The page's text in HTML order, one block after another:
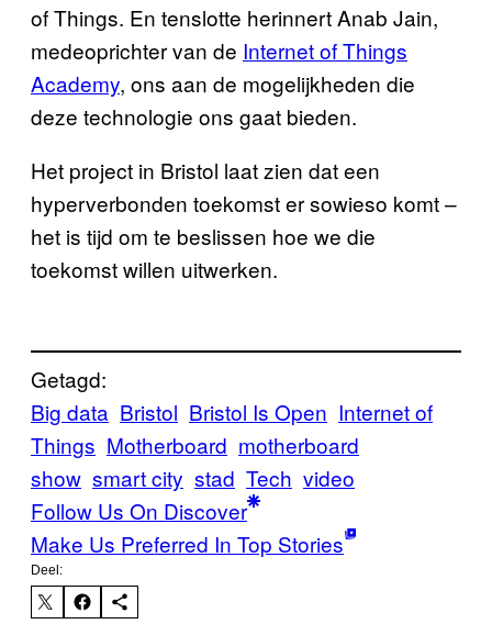
of Things. En tenslotte herinnert Anab Jain,
medeoprichter van de Internet of Things
Academy, ons aan de mogelijkheden die
deze technologie ons gaat bieden.
Het project in Bristol laat zien dat een
hyperverbonden toekomst er sowieso komt –
het is tijd om te beslissen hoe we die
toekomst willen uitwerken.
Getagd:
Big data Bristol Bristol Is Open Internet of
Things Motherboard motherboard
show smart city stad Tech video
Follow Us On Discover
Make Us Preferred In Top Stories
Deel: